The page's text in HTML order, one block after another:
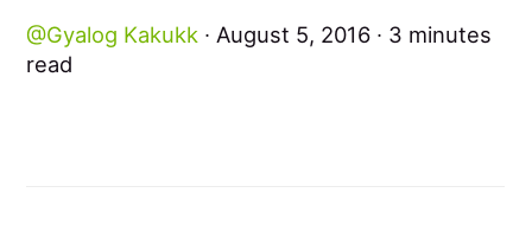
Gyalog Kakukk August 5, 2016
3 minutes
read